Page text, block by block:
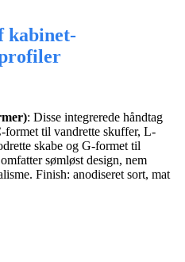
kabinet-
: Disse integrerede håndtag
formet til vandrette skuffer, L-
skabe og G-formet til
sømløst design, nem
Finish: anodiseret sort, mat